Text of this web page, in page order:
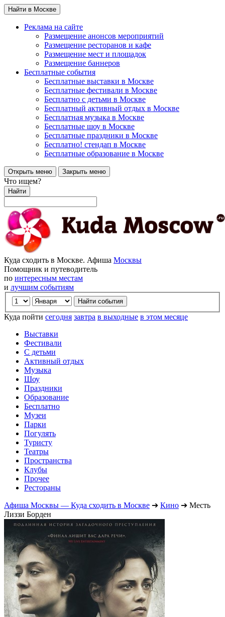
Найти в Москве
Реклама на сайте
Размещение анонсов мероприятий
Размещение ресторанов и кафе
Размещение мест и площадок
Размещение баннеров
Бесплатные события
Бесплатные выставки в Москве
Бесплатные фестивали в Москве
Бесплатно с детьми в Москве
Бесплатный активный отдых в Москве
Бесплатная музыка в Москве
Бесплатные шоу в Москве
Бесплатные праздники в Москве
Бесплатно! стендап в Москве
Бесплатные образование в Москве
Открыть меню Закрыть меню
Что ищем?
Найти
Куда сходить в Москве. Афиша Москвы
Помощник и путеводитель
по интересным местам
и лучшим событиям
Куда пойти сегодня завтра в выходные в этом месяце
Выставки
Фестивали
С детьми
Активный отдых
Музыка
Шоу
Праздники
Образование
Бесплатно
Музеи
Парки
Погулять
Туристу
Театры
Пространства
Клубы
Прочее
Рестораны
Афиша Москвы — Куда сходить в Москве ➔ Кино ➔ Месть
Лиззи Борден